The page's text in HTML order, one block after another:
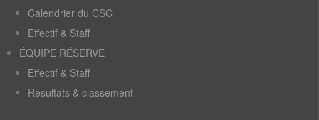
Calendrier du CSC
Effectif & Staff
ÉQUIPE RÉSERVE
Effectif & Staff
Résultats & classement